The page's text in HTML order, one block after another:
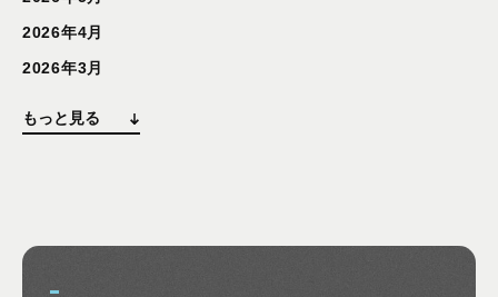
2026年4月
2026年3月
もっと見る